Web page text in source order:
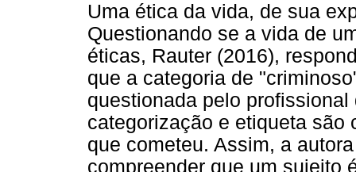
Uma ética da vida, de sua
Questionando se a vida de
éticas, Rauter (2016),
que a categoria de
questionada pelo
categorização e etiqueta são
que cometeu. Assim, a
compreender que um sujeito